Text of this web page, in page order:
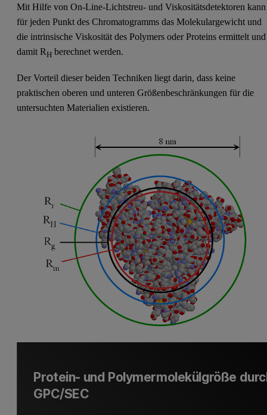
Mit Hilfe von On-Line-Lichtstreu- und Viskositätsdetektoren kann
für jeden Punkt des Chromatogramms das Molekulargewicht und
die intrinsische Viskosität des Polymers oder Proteins ermittelt und
damit RH berechnet werden.
Der Vorteil dieser beiden Techniken liegt darin, dass keine
praktischen oberen und unteren Größenbeschränkungen für die
untersuchten Materialien existieren.
Protein- und Polymermolekülgröße
GPC/SEC